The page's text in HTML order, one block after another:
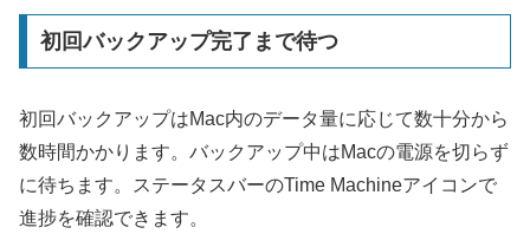
初回バックアップ完了まで待つ
初回バックアップはMac内のデータ量に応じて数十分から
数時間かかります。バックアップ中はMacの電源を切らず
に待ちます。ステータスバーのTime Machineアイコンで
進捗を確認できます。